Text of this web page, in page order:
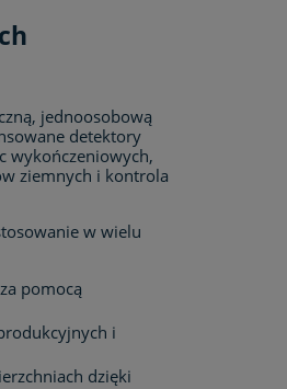
jednoosobową
detektory
wykończeniowych,
ziemnych i kontrola
w wielu
pomocą
i
dzięki